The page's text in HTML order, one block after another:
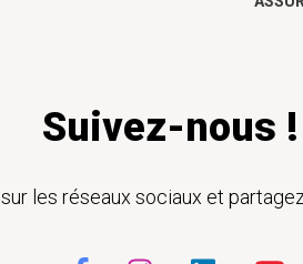
Suivez-nous !
les réseaux sociaux et